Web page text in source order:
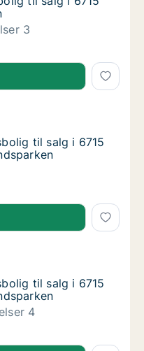
3
til salg i 6715
til salg i 6715
i 6715 Esbjerg N,
til salg i 6715
til salg i 6715
til salg i 6715
til salg i 6715
i 6715 Esbjerg N,
til salg i 6715
til salg i 6715
4
til salg i 6715